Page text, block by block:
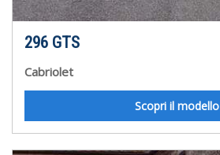
296 GTS
Cabriolet
Scopri il modello